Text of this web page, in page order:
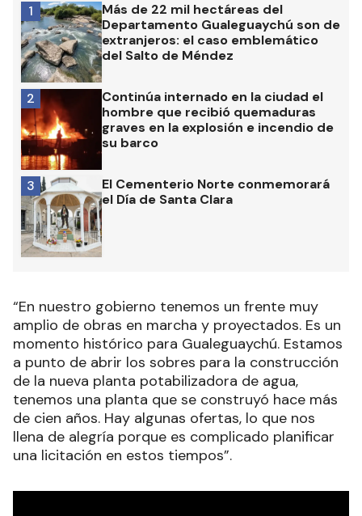
Más de 22 mil hectáreas del
Departamento Gualeguaychú son de
extranjeros: el caso emblemático
del Salto de Méndez
1
Continúa internado en la ciudad el
hombre que recibió quemaduras
graves en la explosión e incendio de
su barco
2
El Cementerio Norte conmemorará
el Día de Santa Clara
3
“En nuestro gobierno tenemos un frente muy
amplio de obras en marcha y proyectados. Es un
momento histórico para Gualeguaychú. Estamos
a punto de abrir los sobres para la construcción
de la nueva planta potabilizadora de agua,
tenemos una planta que se construyó hace más
de cien años. Hay algunas ofertas, lo que nos
llena de alegría porque es complicado planificar
una licitación en estos tiempos”.